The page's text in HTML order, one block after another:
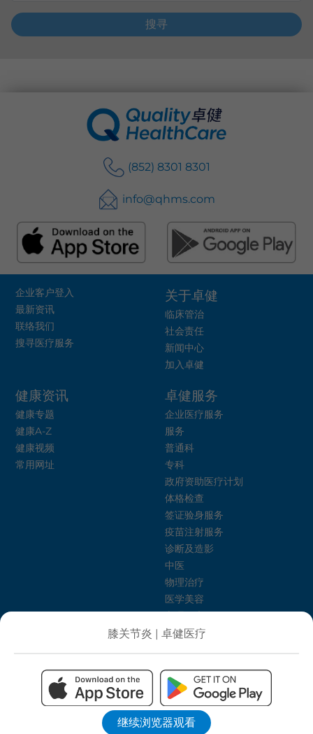
搜寻
(852) 8301 8301
info@qhms.com
企业客户登入
最新资讯
联络我们
搜寻医疗服务
关于卓健
临床管治
社会责任
新闻中心
加入卓健
健康资讯
健康专题
健康A-Z
健康视频
常用网址
卓健服务
企业医疗服务
服务
普通科
专科
政府资助医疗计划
体格检查
签证验身服务
疫苗注射服务
诊断及造影
中医
物理治疗
医学美容
心理健康
卓健护理介绍所
私隐政策 条款及细则 电子健康纪录系统须知 网站地图
障碍浏览指引
©版权所有 卓健医疗服务有限公司 2026。不得转载。
膝关节炎 | 卓健医疗
继续浏览器观看